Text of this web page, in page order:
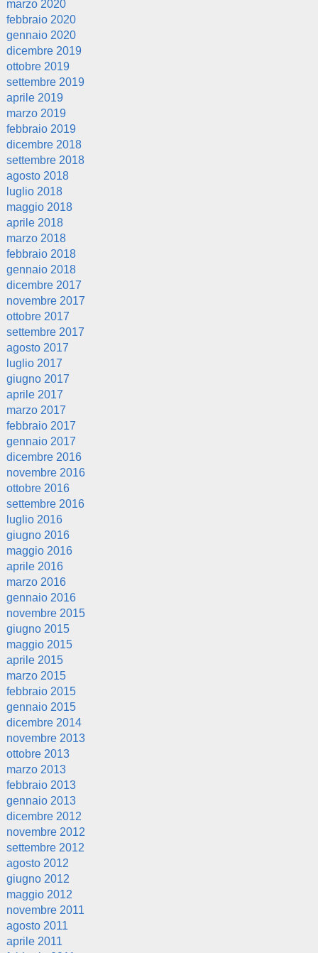
marzo 2020
febbraio 2020
gennaio 2020
dicembre 2019
ottobre 2019
settembre 2019
aprile 2019
marzo 2019
febbraio 2019
dicembre 2018
settembre 2018
agosto 2018
luglio 2018
maggio 2018
aprile 2018
marzo 2018
febbraio 2018
gennaio 2018
dicembre 2017
novembre 2017
ottobre 2017
settembre 2017
agosto 2017
luglio 2017
giugno 2017
aprile 2017
marzo 2017
febbraio 2017
gennaio 2017
dicembre 2016
novembre 2016
ottobre 2016
settembre 2016
luglio 2016
giugno 2016
maggio 2016
aprile 2016
marzo 2016
gennaio 2016
novembre 2015
giugno 2015
maggio 2015
aprile 2015
marzo 2015
febbraio 2015
gennaio 2015
dicembre 2014
novembre 2013
ottobre 2013
marzo 2013
febbraio 2013
gennaio 2013
dicembre 2012
novembre 2012
settembre 2012
agosto 2012
giugno 2012
maggio 2012
novembre 2011
agosto 2011
aprile 2011